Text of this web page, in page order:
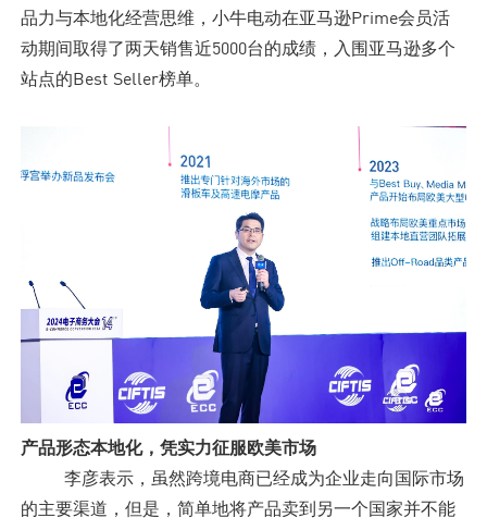
品力与本地化经营思维，小牛电动在亚马逊Prime会员活
动期间取得了两天销售近5000台的成绩，入围亚马逊多个
站点的Best Seller榜单。
产品形态本地化，凭实力征服欧美市场
李彦表示，虽然跨境电商已经成为企业走向国际市场
的主要渠道，但是，简单地将产品卖到另一个国家并不能